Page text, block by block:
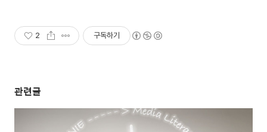
2 구독하기
관련글